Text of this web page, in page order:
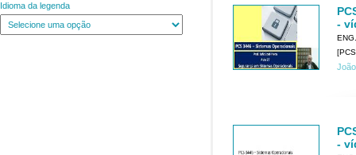
Idioma da legenda
-
-